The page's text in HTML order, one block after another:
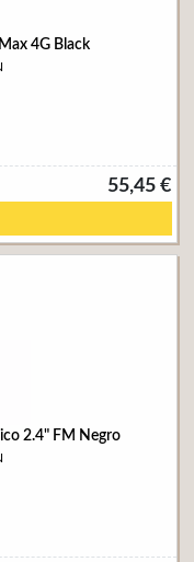
4G Black
55,45 €
2.4" FM Negro